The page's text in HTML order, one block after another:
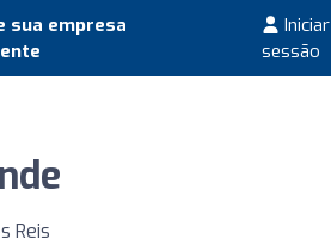
sua empresa
Iniciar
sessão
Reis